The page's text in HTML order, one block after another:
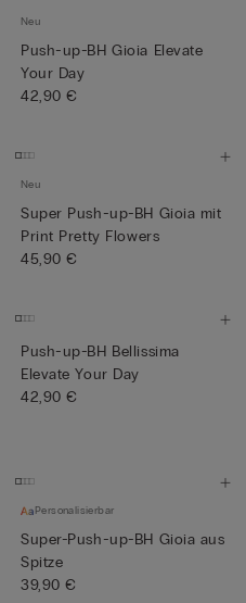
Neu
Push-up-BH Gioia Elevate
Your Day
42,90 €
Neu
Super Push-up-BH Gioia mit
Print Pretty Flowers
45,90 €
Push-up-BH Bellissima
Elevate Your Day
42,90 €
Personalisierbar
Super-Push-up-BH Gioia aus
Spitze
39,90 €